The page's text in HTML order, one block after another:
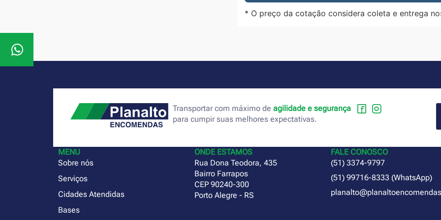
* O preço da cotação considera coleta e entrega
Transportar com máximo deagilidade e segurança
para cumpir suas melhores expectativas.
MENU
Sobre nós
Serviços
Cidades Atendidas
Bases
ONDE ESTAMOS
Rua Dona Teodora, 435
Bairro Farrapos
CEP 90240-300
Porto Alegre - RS
FALE CONOSCO
(51) 3374-9797
(51) 99716-8333 (WhatsApp)